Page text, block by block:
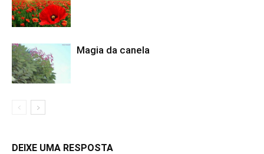
Magia da canela
DEIXE UMA RESPOSTA